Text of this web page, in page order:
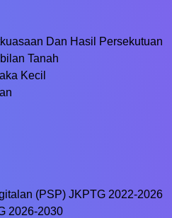
Dan Hasil Persekutuan
Tanah
Kecil
(PSP) JKPTG 2022-2026
2026-2030